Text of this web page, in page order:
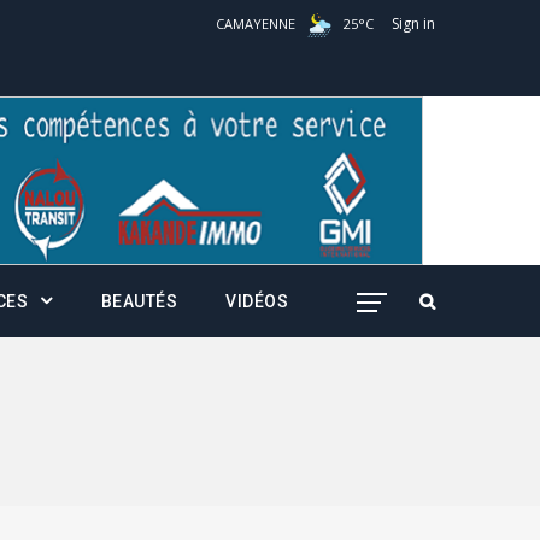
CAMAYENNE 25°C Sign in
BEAUTÉS VIDÉOS